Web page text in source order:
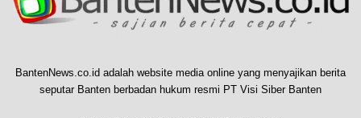
BantenNews.co.id adalah website media online yang menyajikan berita
seputar Banten berbadan hukum resmi PT Visi Siber Banten